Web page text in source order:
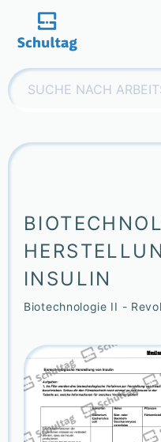
content
Suchen
nach:
INSULIN
Biotechnologie II -